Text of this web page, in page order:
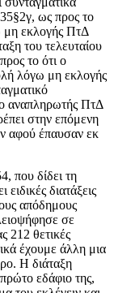
ως προς το
μη εκλογής ΠτΔ
του τελευταίου
το ότι ο
λόγω μη εκλογής
αναπληρωτής ΠτΔ
στην επόμενη
αφού έπαυσαν εκ
που δίδει τη
διατάξεις
απόδημους
σε
212 θετικές
έχουμε άλλη μια
Η διάταξη
εδάφιο της,